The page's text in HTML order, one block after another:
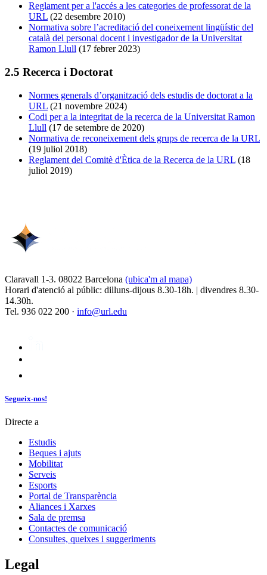
Reglament per a l'accés a les categories de professorat de la
URL (22 desembre 2010)
Normativa sobre l’acreditació del coneixement lingüístic del
català del personal docent i investigador de la Universitat
Ramon Llull (17 febrer 2023)
2.5 Recerca i Doctorat
Normes generals d’organització dels estudis de doctorat a la
URL (21 novembre 2024)
Codi per a la integritat de la recerca de la Universitat Ramon
Llull (17 de setembre de 2020)
Normativa de reconeixement dels grups de recerca de la URL
(19 juliol 2018)
Reglament del Comitè d'Ètica de la Recerca de la URL (18
juliol 2019)
Claravall 1-3. 08022 Barcelona (ubica'm al mapa)
Horari d'atenció al públic: dilluns-dijous 8.30-18h. | divendres 8.30-
14.30h.
Tel. 936 022 200 · info@url.edu
Segueix-nos!
Directe a
Estudis
Beques i ajuts
Mobilitat
Serveis
Esports
Portal de Transparència
Aliances i Xarxes
Sala de premsa
Contactes de comunicació
Consultes, queixes i suggeriments
Legal